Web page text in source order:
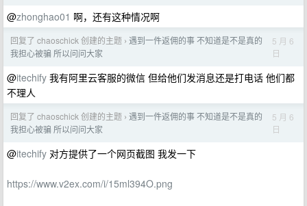
@zhonghao01 啊，还有这种情况啊
回复了 chaoschick 创建的主题 › 遇到一件返佣的事 不知道是不是真的
我担心被骗 所以问问大家
5 月 6
日
@itechify 我有阿里云客服的微信 但给他们发消息还是打电话 他们都
不理人
回复了 chaoschick 创建的主题 › 遇到一件返佣的事 不知道是不是真的
我担心被骗 所以问问大家
5 月 6
日
@itechify 对方提供了一个网页截图 我发一下
https://www.v2ex.com/i/15ml394O.png